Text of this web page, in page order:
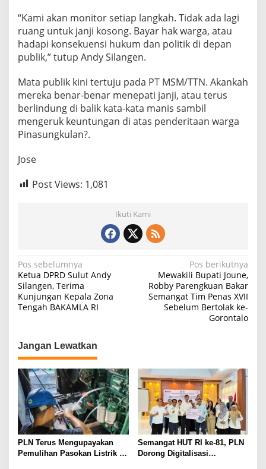
“Kami akan monitor setiap langkah. Tidak ada lagi
ruang untuk janji kosong. Bayar hak warga, atau
hadapi konsekuensi hukum dan politik di depan
publik,” tutup Andy Silangen.
Mata publik kini tertuju pada PT MSM/TTN. Akankah
mereka benar-benar menepati janji, atau terus
berlindung di balik kata-kata manis sambil
mengeruk keuntungan di atas penderitaan warga
Pinasungkulan?.
Jose
Post Views: 1,081
Ikuti Kami
Navigasi
pos
Pos sebelumnya
Ketua DPRD Sulut Andy
Silangen, Terima
Kunjungan Kepala Zona
Tengah BAKAMLA RI
Pos berikutnya
Mewakili Bupati Joune,
Robby Parengkuan Bakar
Semangat Tim Penas XVII
Sebelum Bertolak ke-
Gorontalo
Jangan Lewatkan
PLN Terus Mengupayakan
Pemulihan Pasokan Listrik di
Semangat HUT RI ke-81, PLN
Dorong Digitalisasi